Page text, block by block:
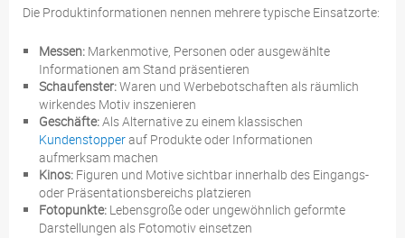
Die Produktinformationen nennen mehrere typische Einsatzorte:
Messen: Markenmotive, Personen oder ausgewählte
Informationen am Stand präsentieren
Schaufenster:Waren und Werbebotschaften als räumlich
wirkendes Motiv inszenieren
Geschäfte:Als Alternative zu einem klassischen
Kundenstopperauf Produkte oder Informationen
aufmerksam machen
Kinos: Figuren und Motive sichtbar innerhalb des Eingangs-
oder Präsentationsbereichs platzieren
Fotopunkte: Lebensgroße oder ungewöhnlich geformte
Darstellungen als Fotomotiv einsetzen